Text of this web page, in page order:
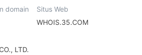
domain
Situs Web
WHOIS.35.COM
LTD.